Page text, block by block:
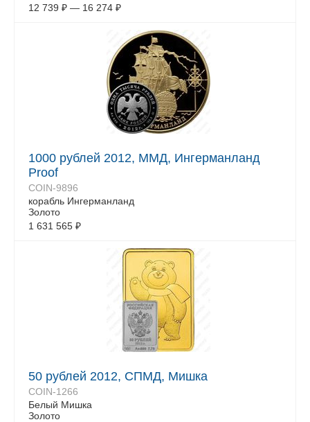
12 739 ₽ — 16 274 ₽
1000 рублей 2012, ММД, Ингерманланд
Proof
COIN-9896
корабль Ингерманланд
Золото
1 631 565 ₽
50 рублей 2012, СПМД, Мишка
COIN-1266
Белый Mишка
Золото